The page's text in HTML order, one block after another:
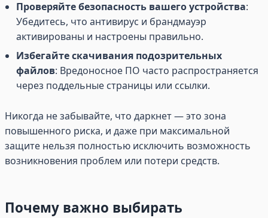
Проверяйте безопасность вашего устройства:
Убедитесь, что антивирус и брандмауэр
активированы и настроены правильно.
Избегайте скачивания подозрительных
файлов: Вредоносное ПО часто распространяется
через поддельные страницы или ссылки.
Никогда не забывайте, что даркнет — это зона
повышенного риска, и даже при максимальной
защите нельзя полностью исключить возможность
возникновения проблем или потери средств.
Почему важно выбирать